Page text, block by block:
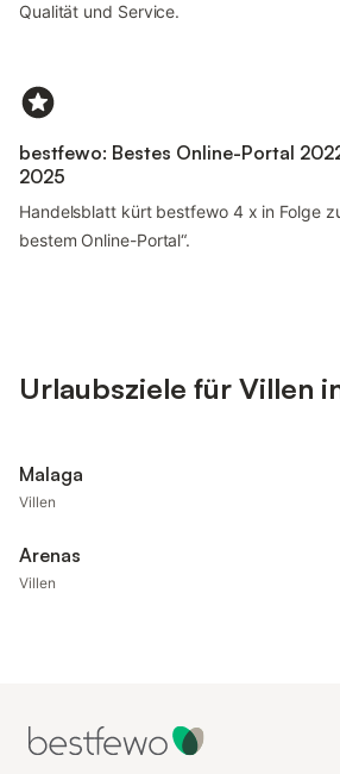
Qualität und Service.
bestfewo: Bestes Online-Portal
2025
Handelsblatt kürt bestfewo 4 x in Folge
bestem Online-Portal“.
Urlaubsziele für Villen
Malaga
Villen
Arenas
Villen